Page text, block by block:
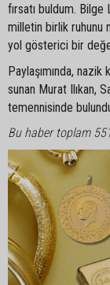
fırsatı buldum. Bilge
milletin birlik ruhunu
yol gösterici bir
Paylaşımında,
sunan Murat Ilıkan,
temennisinde
Bu haber toplam